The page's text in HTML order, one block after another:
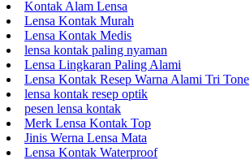
Kontak Alam Lensa
Lensa Kontak Murah
Lensa Kontak Medis
lensa kontak paling nyaman
Lensa Lingkaran Paling Alami
Lensa Kontak Resep Warna Alami Tri Tone
lensa kontak resep optik
pesen lensa kontak
Merk Lensa Kontak Top
Jinis Werna Lensa Mata
Lensa Kontak Waterproof